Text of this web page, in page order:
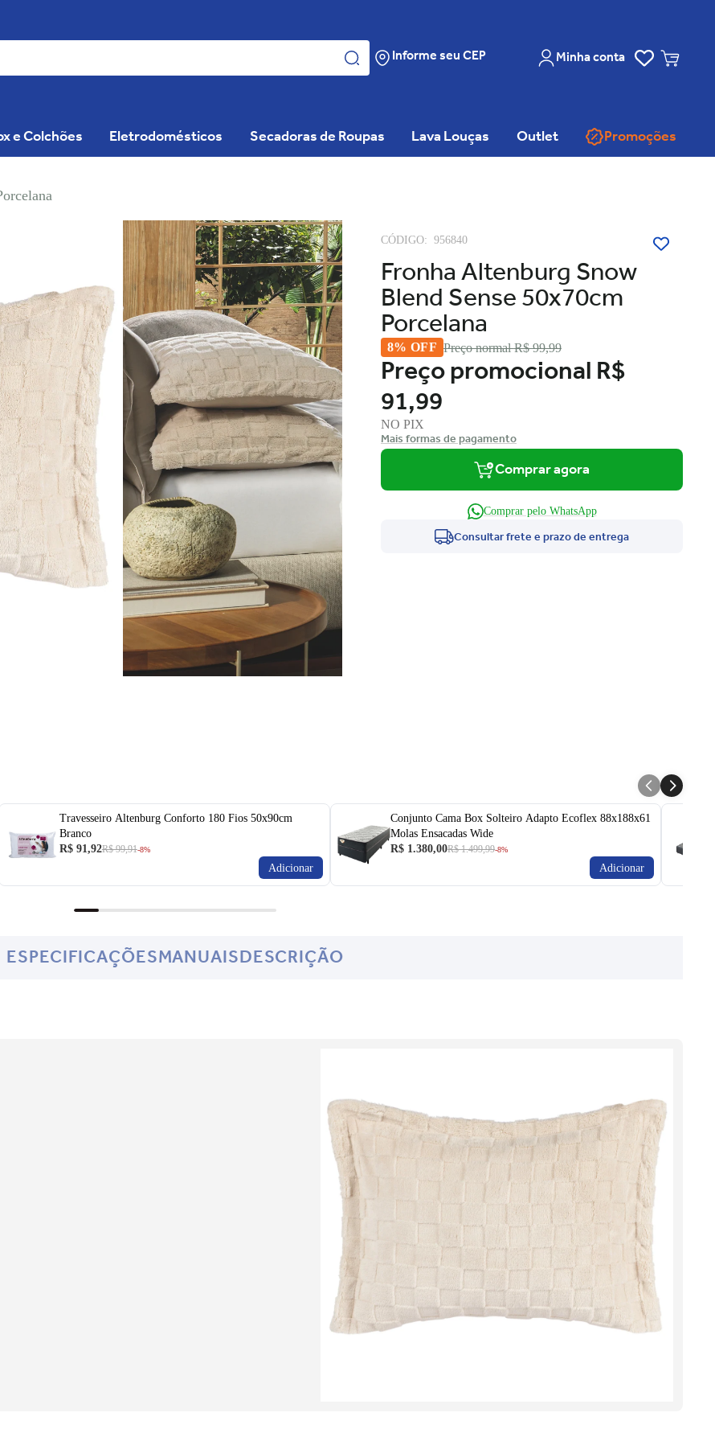
Informe seu CEP Minha conta
e Colchões Eletrodomésticos Secadoras de Roupas Lava Louças Outlet Promoções
CÓDIGO: 956840
Fronha Altenburg Snow
Blend Sense 50x70cm
Porcelana
8% OFF Preço normalR$ 99,99
Preço promocionalR$
91,99
NO PIX
Mais formas de pagamento
Comprar agora
Comprar pelo WhatsApp
Consultar frete e prazo de entrega
Travesseiro Altenburg Conforto 180 Fios 50x90cm
Branco
R$ 91,92R$ 99,91-8%
Adicionar
Conjunto Cama Box Solteiro Adapto Ecoflex 88x188x61
Molas Ensacadas Wide
R$ 1.380,00R$ 1.499,99-8%
Adicionar
ESPECIFICAÇÕESMANUAISDESCRIÇÃO